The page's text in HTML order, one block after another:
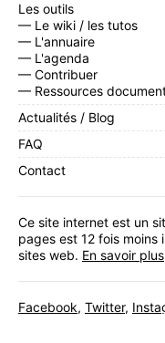
Les outils
— Le wiki / les tutos
— L'annuaire
— L'agenda
— Contribuer
— Ressources
Actualités / Blog
FAQ
Contact
Ce site internet est un
pages est 12 fois moins
sites web. En savoir plus
Facebook, Twitter,